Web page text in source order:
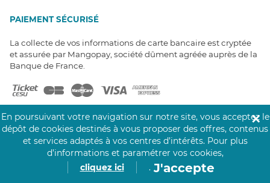
PAIEMENT SÉCURISÉ
La collecte de vos informations de carte bancaire est cryptée
et assurée par Mangopay, société dûment agréée auprès de la
Banque de France.
NOS PARTENAIRES
Click&Care est soutenu par les Groupes
En poursuivant votre navigation sur notre site, vous acceptez le
dépôt de cookies destinés à vous proposer des offres, contenus
et services adaptés à vos centres d’intérêts. Pour plus
d’informations et paramétrer vos cookies,
cliquez ici
. J'accepte
✕